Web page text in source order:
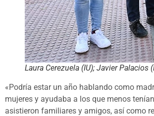
Laura Cerezuela (IU); Javier Palacios
«Podría estar un año hablando como
mujeres y ayudaba a los que menos
asistieron familiares y amigos, así como